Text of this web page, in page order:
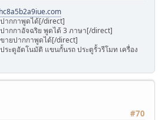
ากกาพูดได้[/direct]
ากกาอัจฉริย พูดได้ 3 ภาษา[/direct]
ายปากกาพูดได้[/direct]
ะตูอัตโนมัติ แขนกั้นรถ ประตูรั้วรีโมท เครื่อง
#70